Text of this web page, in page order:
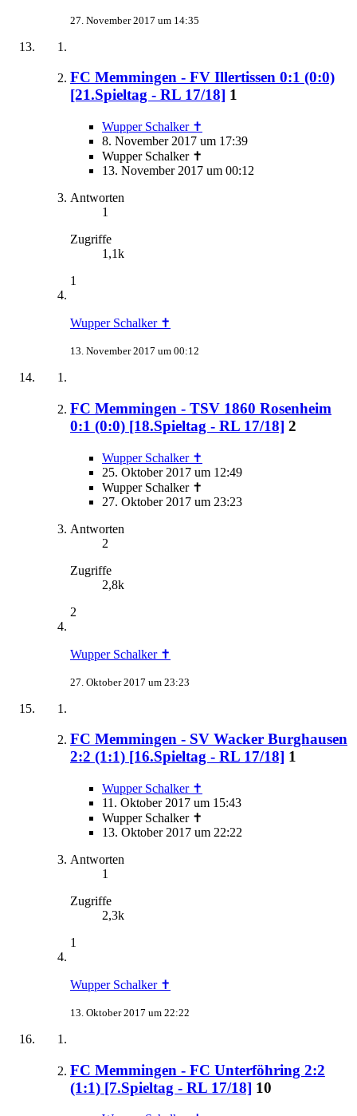
27. November 2017 um 14:35
FC Memmingen - FV Illertissen 0:1 (0:0)
[21.Spieltag - RL 17/18] 1
Wupper Schalker ✝
8. November 2017 um 17:39
Wupper Schalker ✝
13. November 2017 um 00:12
Antworten
1
Zugriffe
1,1k
1
Wupper Schalker ✝
13. November 2017 um 00:12
FC Memmingen - TSV 1860 Rosenheim
0:1 (0:0) [18.Spieltag - RL 17/18] 2
Wupper Schalker ✝
25. Oktober 2017 um 12:49
Wupper Schalker ✝
27. Oktober 2017 um 23:23
Antworten
2
Zugriffe
2,8k
2
Wupper Schalker ✝
27. Oktober 2017 um 23:23
FC Memmingen - SV Wacker Burghausen
2:2 (1:1) [16.Spieltag - RL 17/18] 1
Wupper Schalker ✝
11. Oktober 2017 um 15:43
Wupper Schalker ✝
13. Oktober 2017 um 22:22
Antworten
1
Zugriffe
2,3k
1
Wupper Schalker ✝
13. Oktober 2017 um 22:22
FC Memmingen - FC Unterföhring 2:2
(1:1) [7.Spieltag - RL 17/18] 10